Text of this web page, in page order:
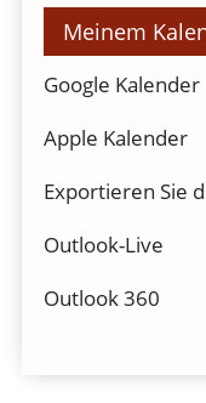
Meinem
Google Kalender
Apple Kalender
Exportieren Sie
Outlook-Live
Outlook 360